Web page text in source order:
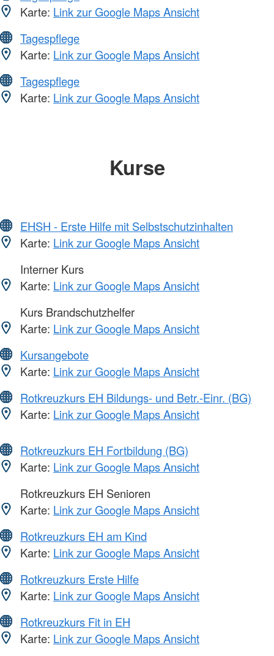
Karte: Link zur Google Maps Ansicht
Tagespflege
Karte: Link zur Google Maps Ansicht
Tagespflege
Karte: Link zur Google Maps Ansicht
Kurse
EHSH - Erste Hilfe mit Selbstschutzinhalten
Karte: Link zur Google Maps Ansicht
Interner Kurs
Karte: Link zur Google Maps Ansicht
Kurs Brandschutzhelfer
Karte: Link zur Google Maps Ansicht
Kursangebote
Karte: Link zur Google Maps Ansicht
Rotkreuzkurs EH Bildungs- und Betr.-Einr. (BG)
Karte: Link zur Google Maps Ansicht
Rotkreuzkurs EH Fortbildung (BG)
Karte: Link zur Google Maps Ansicht
Rotkreuzkurs EH Senioren
Karte: Link zur Google Maps Ansicht
Rotkreuzkurs EH am Kind
Karte: Link zur Google Maps Ansicht
Rotkreuzkurs Erste Hilfe
Karte: Link zur Google Maps Ansicht
Rotkreuzkurs Fit in EH
Karte: Link zur Google Maps Ansicht